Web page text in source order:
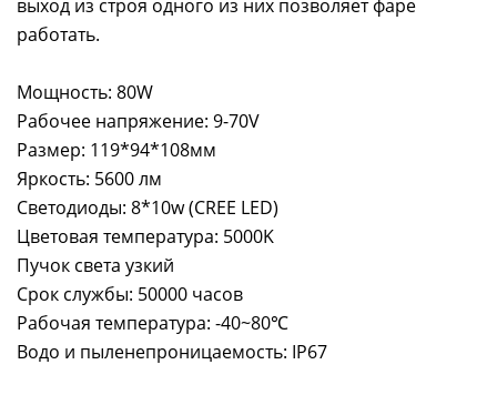
выход из строя одного из них позволяет фаре
работать.
Мощность: 80W
Рабочее напряжение: 9-70V
Размер: 119*94*108мм
Яркость: 5600 лм
Светодиоды: 8*10w (CREE LED)
Цветовая температура: 5000K
Пучок света узкий
Срок службы: 50000 часов
Рабочая температура: -40~80℃
Водо и пыленепроницаемость: IP67